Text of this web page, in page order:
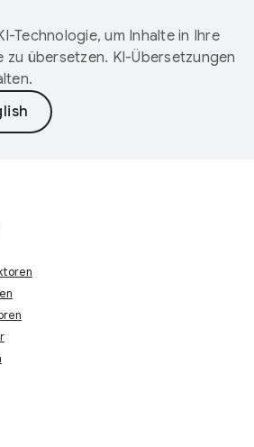
Technologie, um Inhalte in Ihre
übersetzen. KI-Übersetzungen